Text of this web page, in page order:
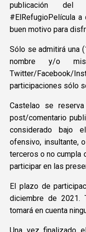
publicación
#ElRefugioPelícula a
buen motivo para
Sólo se admitirá una
nombre y/o
Twitter/
participaciones sólo
Castelao se
post/comentario
considerado bajo
ofensivo, insultante,
terceros o no cumpla
participar en las
El plazo de
diciembre de 2021.
tomará en cuenta